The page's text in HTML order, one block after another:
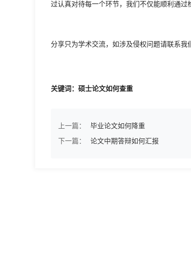
过认真对待每一个环节，我们不仅能顺利通过
分享只为学术交流，如涉及侵权问题请联系我
关键词：硕士论文如何查重
上一篇：
毕业论文如何降重
下一篇：
论文中期答辩如何汇报